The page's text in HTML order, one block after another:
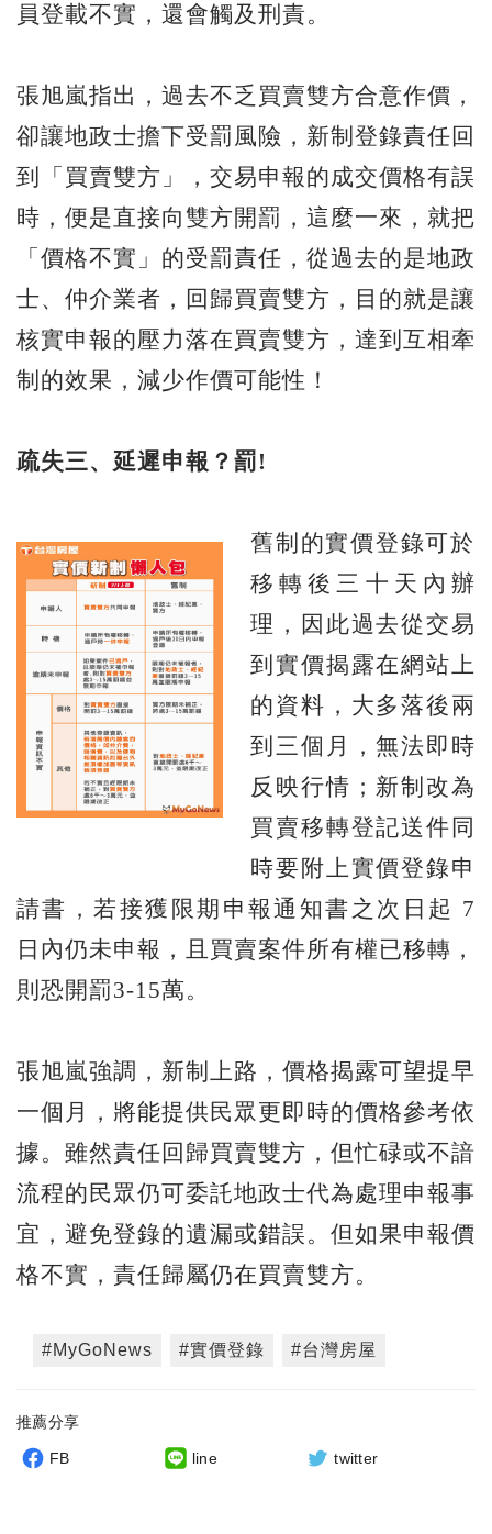
員登載不實，還會觸及刑責。
張旭嵐指出，過去不乏買賣雙方合意作價，
卻讓地政士擔下受罰風險，新制登錄責任回
到「買賣雙方」，交易申報的成交價格有誤
時，便是直接向雙方開罰，這麼一來，就把
「價格不實」的受罰責任，從過去的是地政
士、仲介業者，回歸買賣雙方，目的就是讓
核實申報的壓力落在買賣雙方，達到互相牽
制的效果，減少作價可能性！
疏失三、延遲申報？罰!
舊制的實價登錄可於
移轉後三十天內辦
理，因此過去從交易
到實價揭露在網站上
的資料，大多落後兩
到三個月，無法即時
反映行情；新制改為
買賣移轉登記送件同
時要附上實價登錄申
請書，若接獲限期申報通知書之次日起 7
日內仍未申報，且買賣案件所有權已移轉，
則恐開罰3-15萬。
張旭嵐強調，新制上路，價格揭露可望提早
一個月，將能提供民眾更即時的價格參考依
據。雖然責任回歸買賣雙方，但忙碌或不諳
流程的民眾仍可委託地政士代為處理申報事
宜，避免登錄的遺漏或錯誤。但如果申報價
格不實，責任歸屬仍在買賣雙方。
#MyGoNews #實價登錄 #台灣房屋
推薦分享
FB line twitter